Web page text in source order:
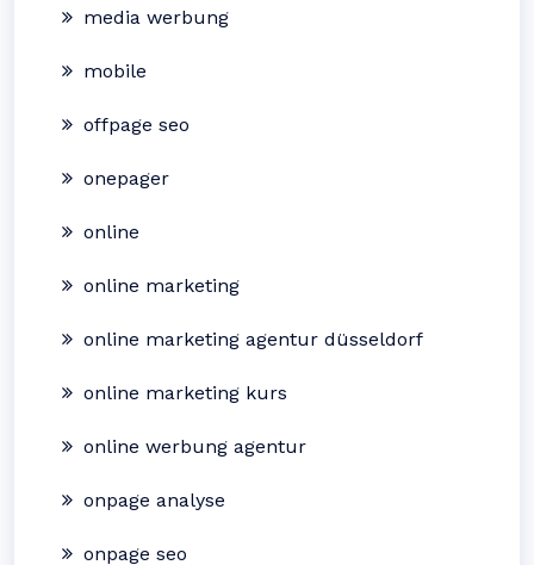
media werbung
mobile
offpage seo
onepager
online
online marketing
online marketing agentur düsseldorf
online marketing kurs
online werbung agentur
onpage analyse
onpage seo